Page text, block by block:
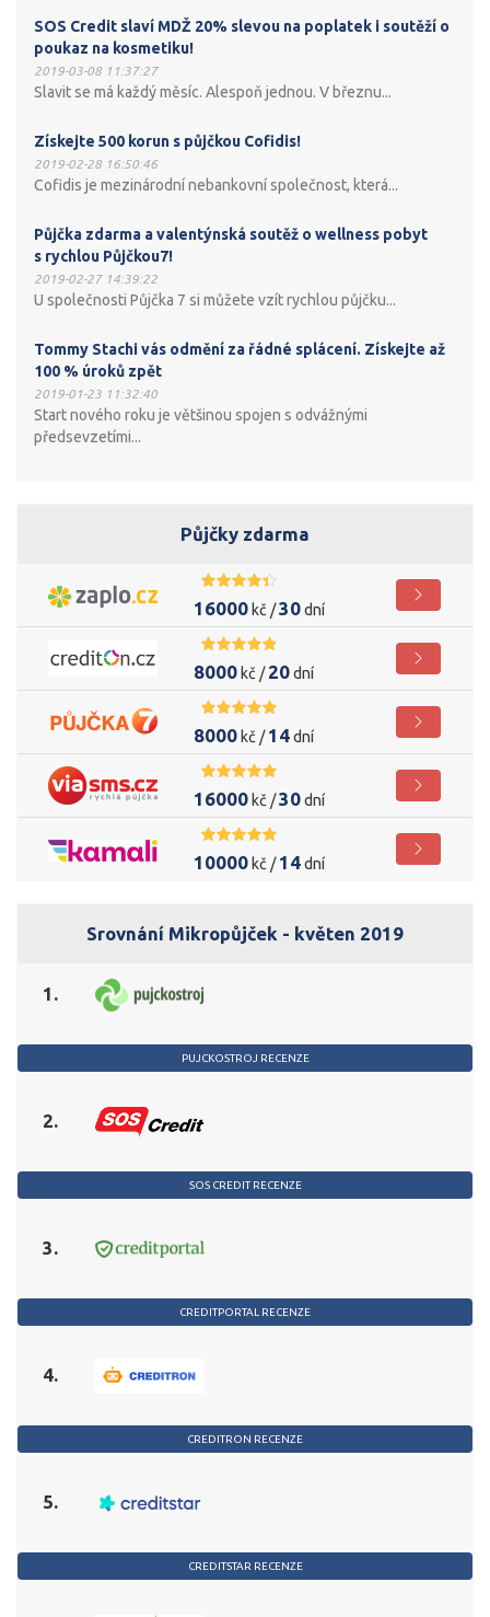
SOS Credit slaví MDŽ 20% slevou na poplatek i soutěží o
poukaz na kosmetiku!
2019-03-08 11:37:27
Slavit se má každý měsíc. Alespoň jednou. V březnu...
Získejte 500 korun s půjčkou Cofidis!
2019-02-28 16:50:46
Cofidis je mezinárodní nebankovní společnost, která...
Půjčka zdarma a valentýnská soutěž o wellness pobyt
s rychlou Půjčkou7!
2019-02-27 14:39:22
U společnosti Půjčka 7 si můžete vzít rychlou půjčku...
Tommy Stachi vás odmění za řádné splácení. Získejte až
100 % úroků zpět
2019-01-23 11:32:40
Start nového roku je většinou spojen s odvážnými
předsevzetími...
Půjčky zdarma
16000 kč /30dní
8000 kč /20dní
8000 kč /14dní
16000 kč /30dní
10000 kč /14dní
Srovnání Mikropůjček - květen 2019
1.
PUJCKOSTROJ RECENZE
2.
SOS CREDIT RECENZE
3.
CREDITPORTAL RECENZE
4.
CREDITRON RECENZE
5.
CREDITSTAR RECENZE